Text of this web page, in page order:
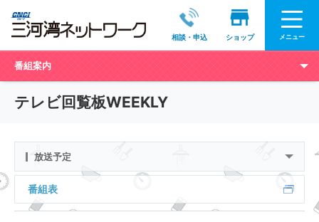
相談・申込 ショップ メニュー
番組案内
テレビ回覧板WEEKLY
放送予定
番組表